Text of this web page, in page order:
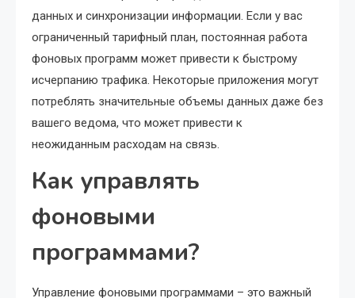
данных и синхронизации информации. Если у вас
ограниченный тарифный план, постоянная работа
фоновых программ может привести к быстрому
исчерпанию трафика. Некоторые приложения могут
потреблять значительные объемы данных даже без
вашего ведома, что может привести к
неожиданным расходам на связь.
Как управлять
фоновыми
программами?
Управление фоновыми программами – это важный